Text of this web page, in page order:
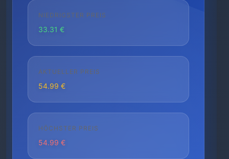
NIEDRIGSTER PREIS
33.31 €
AKTUELLER PREIS
54.99 €
HÖCHSTER PREIS
54.99 €